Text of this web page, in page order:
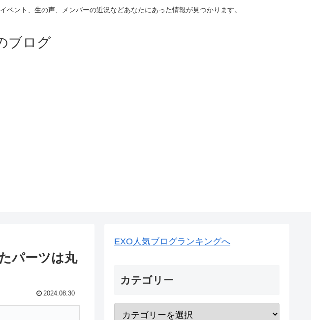
ント、生の声、メンバーの近況などあなたにあった情報が見つかります。
ブログ
パーツは丸
2024.08.30
EXO人気ブログランキングへ
カテゴリー